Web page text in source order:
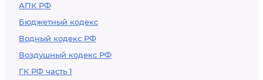
АПК РФ
Бюджетный кодекс
Водный кодекс РФ
Воздушный кодекс РФ
ГК РФ часть 1